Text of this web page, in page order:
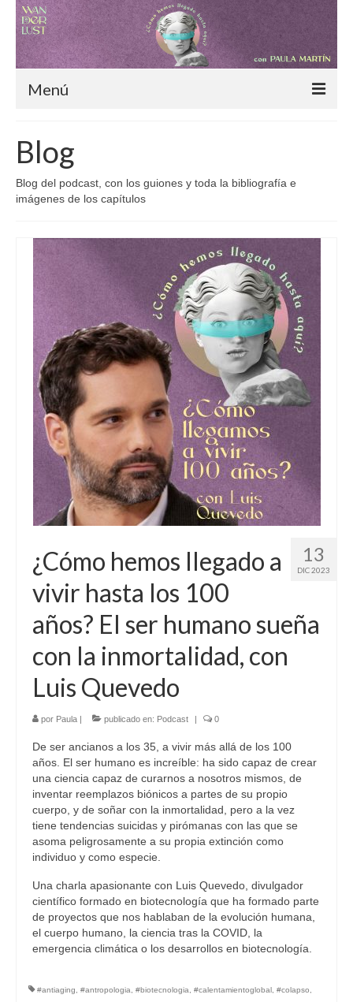
Menú
Blog
¿Cómo hemos llegado hasta aquí?
Alimentación sostenible
Nómadas digitales
Especiales
Sobre mí
Contacto
Blog
Blog del podcast, con los guiones y toda la bibliografía e
imágenes de los capítulos
13
DIC 2023
¿Cómo hemos llegado a
vivir hasta los 100
años? El ser humano sueña
con la inmortalidad, con
Luis Quevedo
por Paula publicado en: Podcast 0
De ser ancianos a los 35, a vivir más allá de los 100
años. El ser humano es increíble: ha sido capaz de crear
una ciencia capaz de curarnos a nosotros mismos, de
inventar reemplazos biónicos a partes de su propio
cuerpo, y de soñar con la inmortalidad, pero a la vez
tiene tendencias suicidas y pirómanas con las que se
asoma peligrosamente a su propia extinción como
individuo y como especie.
Una charla apasionante con Luis Quevedo, divulgador
científico formado en biotecnología que ha formado parte
de proyectos que nos hablaban de la evolución humana,
el cuerpo humano, la ciencia tras la COVID, la
emergencia climática o los desarrollos en biotecnología.
#antiaging, #antropologia, #biotecnologia, #calentamientoglobal , #colapso,